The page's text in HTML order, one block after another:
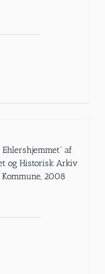
af
og Historisk Arkiv
2008